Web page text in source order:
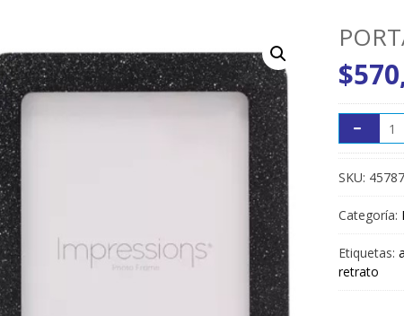
$
SKU: 45787
Categoría:
Etiquetas:
retrato